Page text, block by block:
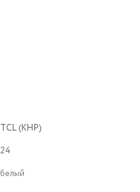
TCL (КНР)
24
белый